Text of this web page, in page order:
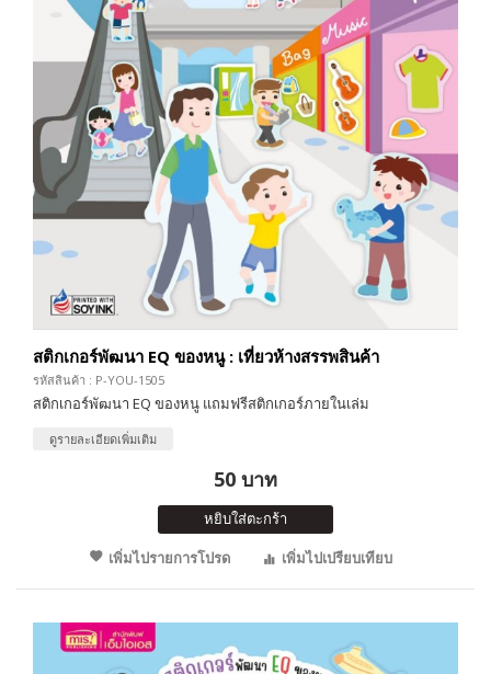
สติกเกอร์พัฒนา EQ ของหนู : เที่ยวห้างสรรพสินค้า
รหัสสินค้า : P-YOU-1505
สติกเกอร์พัฒนา EQ ของหนู แถมฟรีสติกเกอร์ภายในเล่ม
ดูรายละเอียดเพิ่มเติม
50 บาท
หยิบใส่ตะกร้า
เพิ่มไปรายการโปรด
เพิ่มไปเปรียบเทียบ